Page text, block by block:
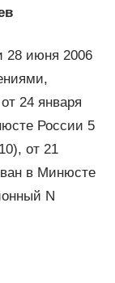
28 июня 2006
24 января
России 5
от 21
в Минюсте
N